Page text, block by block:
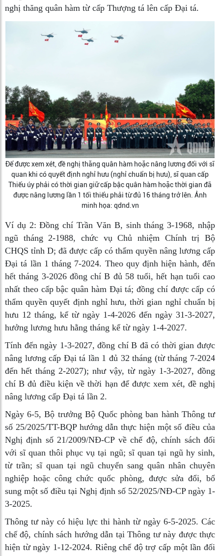
nghị thăng quân hàm từ cấp Thượng tá lên cấp Đại tá.
Để được xem xét, đề nghị thăng quân hàm hoặc nâng lương đối với sĩ
quan khi có quyết định nghỉ hưu (nghỉ chuẩn bị hưu), sĩ quan cấp
Thiếu úy phải có thời gian giữ cấp bậc quân hàm hoặc thời gian đã
được nâng lương lần 1 tối thiểu phải từ đủ 16 tháng trở lên. Ảnh
minh họa: qdnd.vn
Ví dụ 2: Đồng chí Trần Văn B, sinh tháng 3-1968, nhập
ngũ tháng 2-1988, chức vụ Chủ nhiệm Chính trị Bộ
CHQS tỉnh D; đã được cấp có thẩm quyền nâng lương cấp
Đại tá lần 1 tháng 7-2024. Theo quy định hiện hành, đến
hết tháng 3-2026 đồng chí B đủ 58 tuổi, hết hạn tuổi cao
nhất theo cấp bậc quân hàm Đại tá; đồng chí được cấp có
thẩm quyền quyết định nghỉ hưu, thời gian nghỉ chuẩn bị
hưu 12 tháng, kể từ ngày 1-4-2026 đến ngày 31-3-2027,
hưởng lương hưu hằng tháng kể từ ngày 1-4-2027.
Tính đến ngày 1-3-2027, đồng chí B đã có thời gian được
nâng lương cấp Đại tá lần 1 đủ 32 tháng (từ tháng 7-2024
đến hết tháng 2-2027); như vậy, từ ngày 1-3-2027, đồng
chí B đủ điều kiện về thời hạn để được xem xét, đề nghị
nâng lương cấp Đại tá lần 2.
Ngày 6-5, Bộ trưởng Bộ Quốc phòng ban hành Thông tư
số 25/2025/TT-BQP hướng dẫn thực hiện một số điều của
Nghị định số 21/2009/NĐ-CP về chế độ, chính sách đối
với sĩ quan thôi phục vụ tại ngũ; sĩ quan tại ngũ hy sinh,
từ trần; sĩ quan tại ngũ chuyển sang quân nhân chuyên
nghiệp hoặc công chức quốc phòng, được sửa đổi, bổ
sung một số điều tại Nghị định số 52/2025/NĐ-CP ngày 1-
3-2025.
Thông tư này có hiệu lực thi hành từ ngày 6-5-2025. Các
chế độ, chính sách hướng dẫn tại Thông tư này được thực
hiện từ ngày 1-12-2024. Riêng chế độ trợ cấp một lần đối